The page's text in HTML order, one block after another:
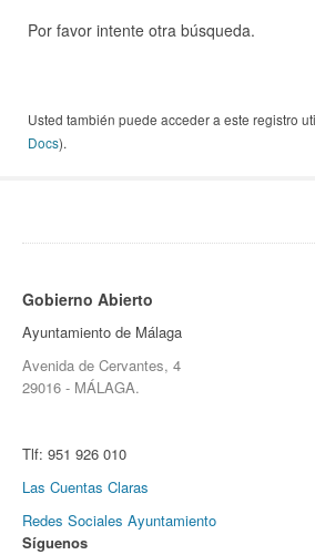
Por favor intente otra búsqueda.
Usted también puede acceder a este registro
Docs).
Gobierno Abierto
Ayuntamiento de Málaga
Avenida de Cervantes, 4
29016 - MÁLAGA.
Tlf: 951 926 010
Las Cuentas Claras
Redes Sociales Ayuntamiento
Síguenos